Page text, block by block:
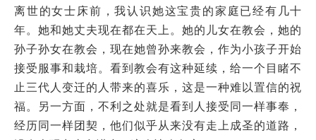
离世的女士床前，我认识她这宝贵的家庭已经有几十
年。她和她丈夫现在都在天上。她的儿女在教会，她的
孙子孙女在教会，现在她曾孙来教会，作为小孩子开始
接受服事和栽培。看到教会有这种延续，给一个目睹不
止三代人变迁的人带来的喜乐，这是一种难以置信的祝
福。另一方面，不利之处就是看到人接受同一样事奉，
经历同一样团契，他们似乎从来没有走上成圣的道路，